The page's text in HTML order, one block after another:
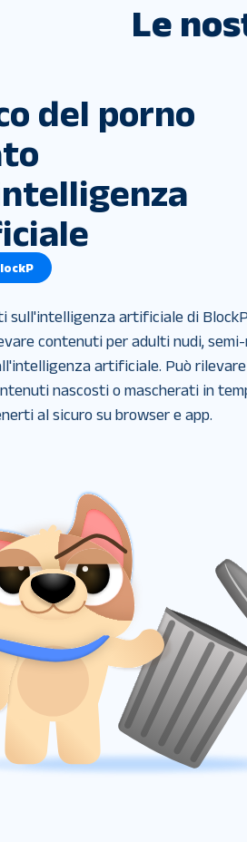
Le
del porno
sull'intelligenza artificiale di
contenuti per adulti nudi,
artificiale. Può
nascosti o mascherati in
al sicuro su browser e app.